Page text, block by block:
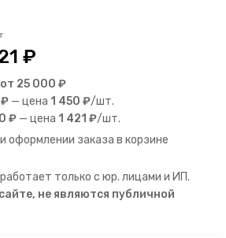
₽
от 25 000 ₽
— цена 1 450 ₽/шт.
₽ — цена 1 421 ₽/шт.
оформлении заказа в корзине
только с юр. лицами и ИП.
не являются публичной